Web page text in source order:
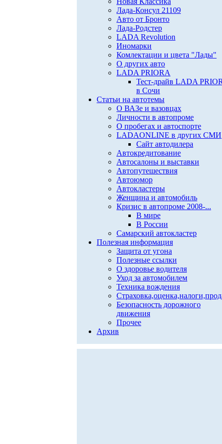
Лада-Консул 21109
Авто от Бронто
Лада-Родстер
LADA Revolution
Иномарки
Комлектации и цвета "Лады"
О других авто
LADA PRIORA
Тест-драйв LADA
в Сочи
Статьи на автотемы
О ВАЗе и вазовцах
Личности в автопроме
О пробегах и автоспорте
LADAONLINE в других СМИ
Сайт автодилера
Автокредитование
Автосалоны и выставки
Автопутешествия
Автоюмор
Автокластеры
Женщина и автомобиль
Кризис в автопроме 2008-...
В мире
В России
Самарский автокластер
Полезная информация
Защита от угона
Полезные ссылки
О здоровье водителя
Уход за автомобилем
Техника вождения
Безопасность дорожного
движения
Прочее
Архив